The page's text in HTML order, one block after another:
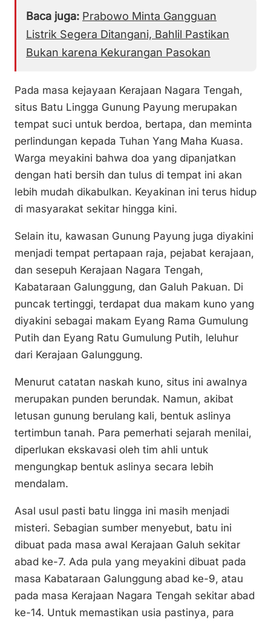
Baca juga: Prabowo Minta Gangguan
Listrik Segera Ditangani, Bahlil Pastikan
Bukan karena Kekurangan Pasokan
Pada masa kejayaan Kerajaan Nagara Tengah,
situs Batu Lingga Gunung Payung merupakan
tempat suci untuk berdoa, bertapa, dan meminta
perlindungan kepada Tuhan Yang Maha Kuasa.
Warga meyakini bahwa doa yang dipanjatkan
dengan hati bersih dan tulus di tempat ini akan
lebih mudah dikabulkan. Keyakinan ini terus hidup
di masyarakat sekitar hingga kini.
Selain itu, kawasan Gunung Payung juga diyakini
menjadi tempat pertapaan raja, pejabat kerajaan,
dan sesepuh Kerajaan Nagara Tengah,
Kabataraan Galunggung, dan Galuh Pakuan. Di
puncak tertinggi, terdapat dua makam kuno yang
diyakini sebagai makam Eyang Rama Gumulung
Putih dan Eyang Ratu Gumulung Putih, leluhur
dari Kerajaan Galunggung.
Menurut catatan naskah kuno, situs ini awalnya
merupakan punden berundak. Namun, akibat
letusan gunung berulang kali, bentuk aslinya
tertimbun tanah. Para pemerhati sejarah menilai,
diperlukan ekskavasi oleh tim ahli untuk
mengungkap bentuk aslinya secara lebih
mendalam.
Asal usul pasti batu lingga ini masih menjadi
misteri. Sebagian sumber menyebut, batu ini
dibuat pada masa awal Kerajaan Galuh sekitar
abad ke-7. Ada pula yang meyakini dibuat pada
masa Kabataraan Galunggung abad ke-9, atau
pada masa Kerajaan Nagara Tengah sekitar abad
ke-14. Untuk memastikan usia pastinya, para